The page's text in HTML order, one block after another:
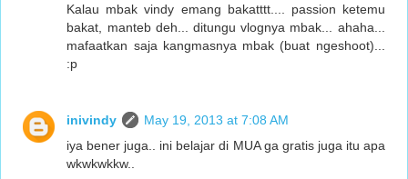
Kalau mbak vindy emang bakatttt.... passion ketemu
bakat, manteb deh... ditungu vlognya mbak... ahaha...
mafaatkan saja kangmasnya mbak (buat ngeshoot)...
:p
inivindy
May 19, 2013 at 7:08 AM
iya bener juga.. ini belajar di MUA ga gratis juga itu apa
wkwkwkkw..